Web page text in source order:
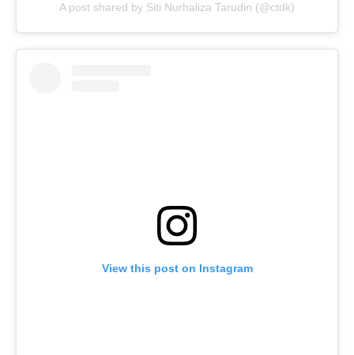
A post shared by Siti Nurhaliza Tarudin (@ctdk)
View this post on Instagram